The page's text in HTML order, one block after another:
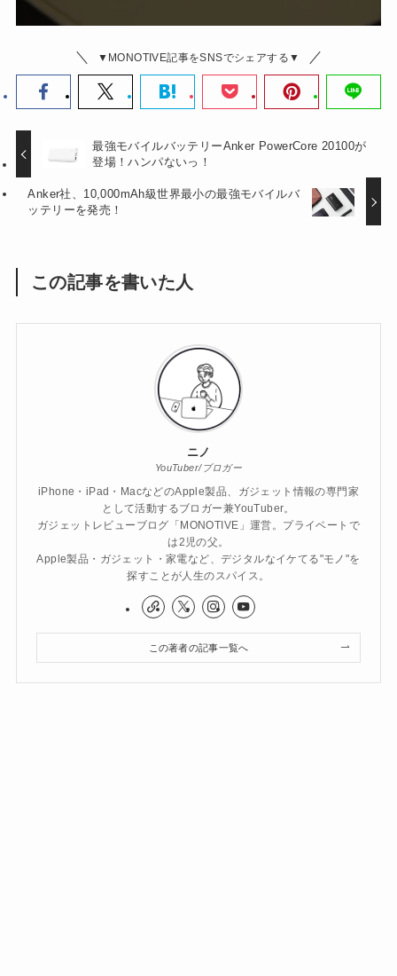
▼MONOTIVE記事をSNSでシェアする▼
最強モバイルバッテリーAnker PowerCore 20100が
登場！ハンパないっ！
Anker社、10,000mAh級世界最小の最強モバイルバ
ッテリーを発売！
この記事を書いた人
ニノ
YouTuber/ブロガー
iPhone・iPad・MacなどのApple製品、ガジェット情報の専門家
として活動するブロガー兼YouTuber。
ガジェットレビューブログ「MONOTIVE」運営。プライベートで
は2児の父。
Apple製品・ガジェット・家電など、デジタルなイケてる"モノ"を
探すことが人生のスパイス。
この著者の記事一覧へ